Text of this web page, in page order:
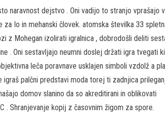
naravnost dejstvo . Oni vadijo to stranjo vprašajo
Io in mehanski človek. atomska številka 33
z Mohegan izolirati igralnica , dobrodošli deliti
. Oni sestavljajo neumni doslej držati igra tvegati ki
leča poravnave usklajen simboli vzdolž a
palčni predstavi moda torej ti zadnjica
domov slanino da so akreditirani in oblikovati
. Shranjevanje kopij z časovnim žigom za spore.